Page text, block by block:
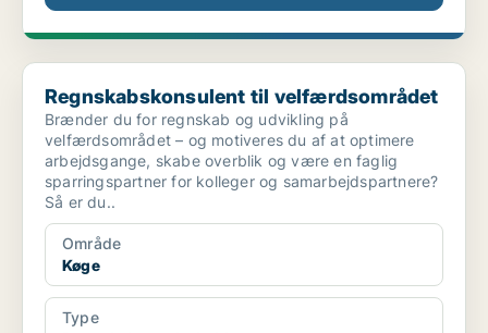
Regnskabskonsulent til velfærdsområdet
Regnskabskonsulent til velfærdsområdet
Brænder du for regnskab og udvikling på
velfærdsområdet – og motiveres du af at optimere
arbejdsgange, skabe overblik og være en faglig
sparringspartner for kolleger og samarbejdspartnere?
Så er du..
Område
Køge
Type